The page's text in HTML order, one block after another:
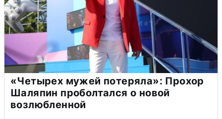
«Четырех мужей потеряла»: Прохор
Шаляпин проболтался о новой
возлюбленной